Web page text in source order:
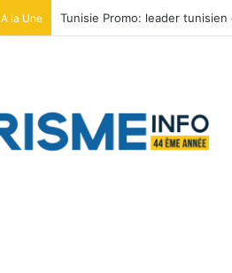
A la Une Tunisie Promo: leader